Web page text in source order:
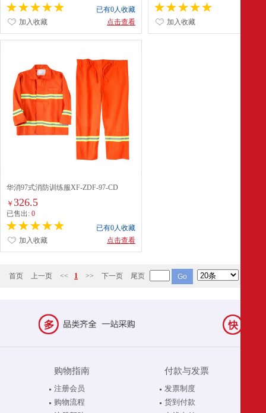
已有0人收藏
点击查看
加入收藏 加入收藏
华消97式消防训练服XF-ZDF-97-CD
￥ 326.5
已售出: 0
已有0人收藏
点击查看
加入收藏
首页 上一页 << 1 >> 下一页 尾页
购物指南
注册会员
购物流程
付款与发票
发票制度
货到付款